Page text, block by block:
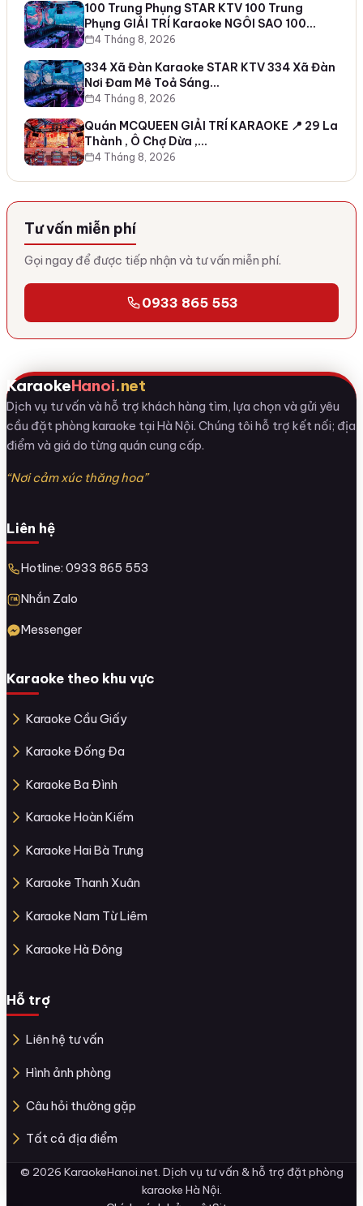
100 Trung Phụng STAR KTV 100 Trung
Phụng GIẢI TRÍ Karaoke NGÔI SAO 100…
4 Tháng 8, 2026
334 Xã Đàn Karaoke STAR KTV 334 Xã Đàn
Nơi Đam Mê Toả Sáng…
4 Tháng 8, 2026
Quán MCQUEEN GIẢI TRÍ KARAOKE 📍 29 La
Thành , Ô Chợ Dừa ,…
4 Tháng 8, 2026
Tư vấn miễn phí
Gọi ngay để được tiếp nhận và tư vấn miễn phí.
0933 865 553
KaraokeHanoi.net
Dịch vụ tư vấn và hỗ trợ khách hàng tìm, lựa chọn và gửi yêu
cầu đặt phòng karaoke tại Hà Nội. Chúng tôi hỗ trợ kết nối; địa
điểm và giá do từng quán cung cấp.
“Nơi cảm xúc thăng hoa”
Liên hệ
Hotline: 0933 865 553
Nhắn Zalo
Messenger
Karaoke theo khu vực
Karaoke Cầu Giấy
Karaoke Đống Đa
Karaoke Ba Đình
Karaoke Hoàn Kiếm
Karaoke Hai Bà Trưng
Karaoke Thanh Xuân
Karaoke Nam Từ Liêm
Karaoke Hà Đông
Hỗ trợ
Liên hệ tư vấn
Hình ảnh phòng
Câu hỏi thường gặp
Tất cả địa điểm
© 2026 KaraokeHanoi.net. Dịch vụ tư vấn & hỗ trợ đặt phòng
karaoke Hà Nội.